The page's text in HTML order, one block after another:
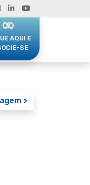
AQUI E
SE
>